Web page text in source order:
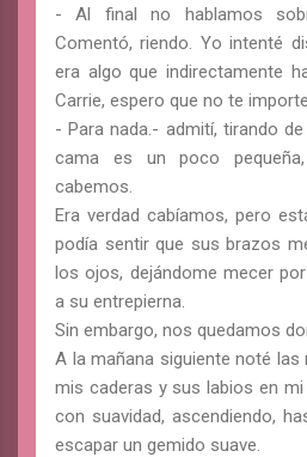
- Al final no hablamos
Comentó, riendo. Yo intenté
era algo que indirectamente
Carrie, espero que no te
- Para nada.- admití, tirando
cama es un poco
cabemos.
Era verdad cabíamos, pero
podía sentir que sus brazos
los ojos, dejándome mecer
a su entrepierna.
Sin embargo, nos quedamos
A la mañana siguiente noté
mis caderas y sus labios en
con suavidad, ascendiendo,
escapar un gemido suave.